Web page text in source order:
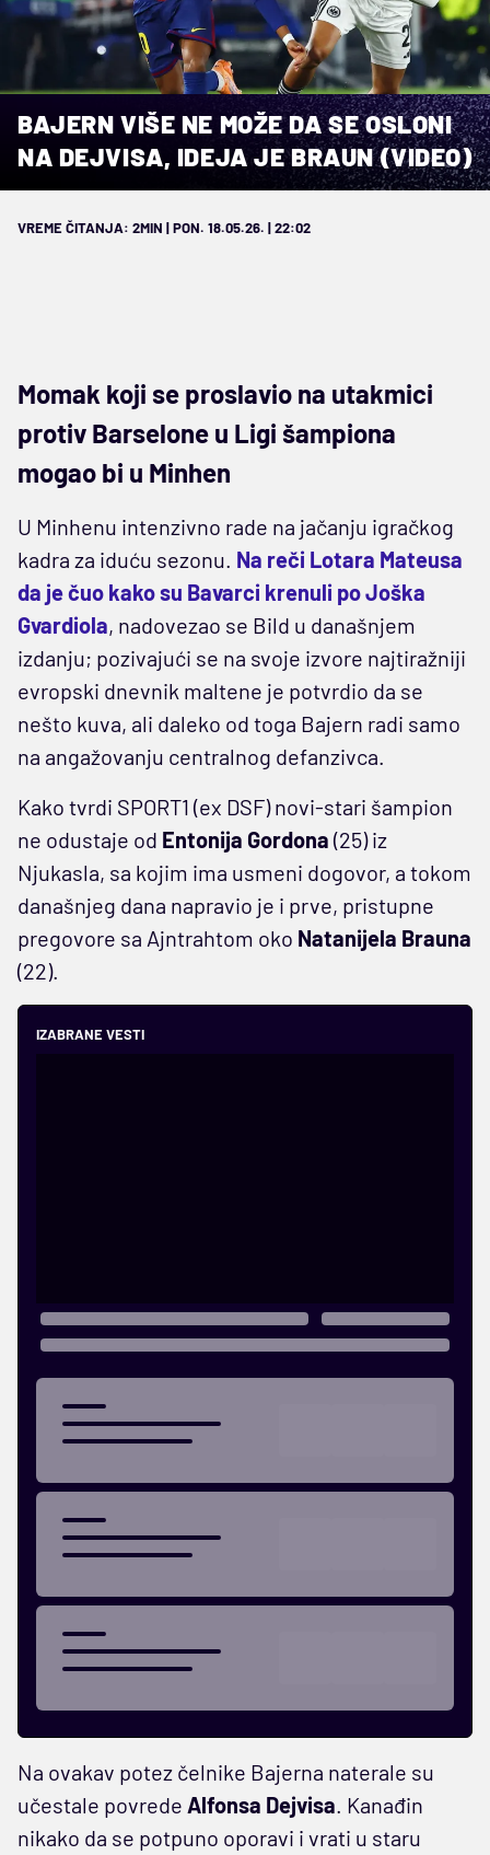
BAJERN VIŠE NE MOŽE DA SE OSLONI
NA DEJVISA, IDEJA JE BRAUN (VIDEO)
VREME ČITANJA: 2MIN | PON. 18.05.26. | 22:02
Momak koji se proslavio na utakmici
protiv Barselone u Ligi šampiona
mogao bi u Minhen
U Minhenu intenzivno rade na jačanju igračkog
kadra za iduću sezonu. Na reči Lotara Mateusa
da je čuo kako su Bavarci krenuli po Joška
Gvardiola, nadovezao se Bild u današnjem
izdanju; pozivajući se na svoje izvore najtiražniji
evropski dnevnik maltene je potvrdio da se
nešto kuva, ali daleko od toga Bajern radi samo
na angažovanju centralnog defanzivca.
Kako tvrdi SPORT1 (ex DSF) novi-stari šampion
ne odustaje od Entonija Gordona (25) iz
Njukasla, sa kojim ima usmeni dogovor, a tokom
današnjeg dana napravio je i prve, pristupne
pregovore sa Ajntrahtom oko Natanijela Brauna
(22).
IZABRANE VESTI
Na ovakav potez čelnike Bajerna naterale su
učestale povrede Alfonsa Dejvisa. Kanađin
nikako da se potpuno oporavi i vrati u staru